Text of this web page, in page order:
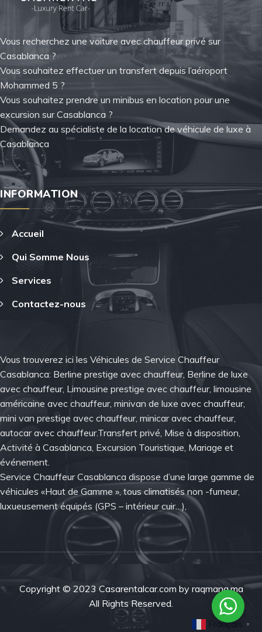
Vous recherchez une voiture avec chauffeur privé sur
Casablanca ?
Vous souhaitez effectuer un transfert depuis l’aéroport
Mohammed 5 ?
Vous souhaitez prendre un minibus en location pour une
excursion sur Casablanca ?
Demandez au spécialiste de la location de véhicule de luxe à
Casablanca
INFORMATION
Accueil
Qui Somme Nous
Services
Contactez-nous
Vous trouverez ici les Véhicules de Service Chauffeur
Casablanca: Berline prestige avec chauffeur, Berline de luxe
avec chauffeur, Limousine prestige avec chauffeur, limousine
américaine avec chauffeur, minivan de luxe avec chauffeur,
mini van prestige avec chauffeur, minicar avec chauffeur,
autocar avec chauffeur.Transfert privé, Mise à disposition,
Activité à Casablanca, Excursion Touristique, Mariage et
événement.
Service Chauffeur Casablanca dispose d’une large gamme de
véhicules «Haut de Gamme », tous climatisés non -fumeur,
luxueusement équipés (GPS – intérieur cuir…),
Copyright © 2023 Casarentalcar.com by raqmana.ma
All Rights Reserved.
Français ▼